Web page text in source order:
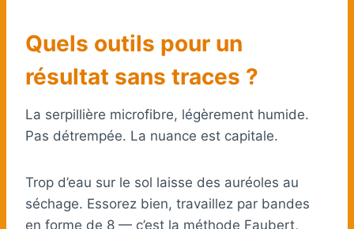
Quels outils pour un
résultat sans traces ?
La serpillière microfibre, légèrement humide.
Pas détrempée. La nuance est capitale.
Trop d’eau sur le sol laisse des auréoles au
séchage. Essorez bien, travaillez par bandes
en forme de 8 — c’est la méthode Faubert,